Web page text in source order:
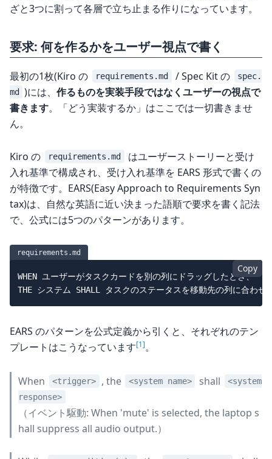
ざと3つに割って各層で立ち止まる作りになっています。
要求: 何を作るかをユーザー視点で書く
最初の1枚(Kiro の requirements.md / Spec Kit の
spec.
md
)には、作るものを実装手段ではなくユーザーの視点で
書きます。「どう実装するか」はここでは一切書きませ
ん。
Kiro の requirements.md
はユーザーストーリーと受け
入れ基準で構成され、受け入れ基準を EARS 形式で書くの
が特徴です。EARS(Easy Approach to Requirements Syn
tax)は、自然な英語に近い決まった語順で要求を書く記法
で、公式には5つのパターンがあります。
requirements.md
Copy
WHEN ユーザーがタスクカードを別の列にドラッグしたとき、
EARS のパターンを公式定義から引くと、それぞれのテン
プレートはこうなっています[1]。
When <trigger> , the <system name> shall
<system
response>
（イベント駆動: When 'mute' is selected, the laptop s
hall suppress all audio output.）